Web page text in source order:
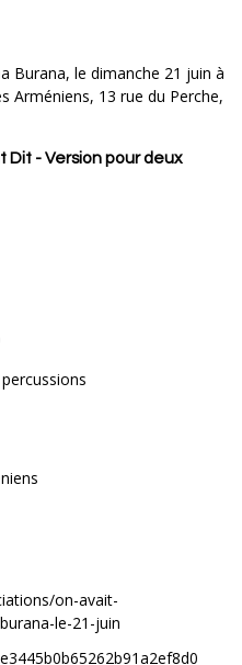
Burana, le dimanche 21 juin à
Arméniens, 13 rue du Perche,
Dit - Version pour deux
on-avait-
le-21-juin